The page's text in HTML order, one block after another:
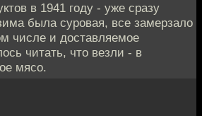
в 1941 году - уже сразу
была суровая, все замерзало
числе и доставляемое
читать, что везли - в
мясо.